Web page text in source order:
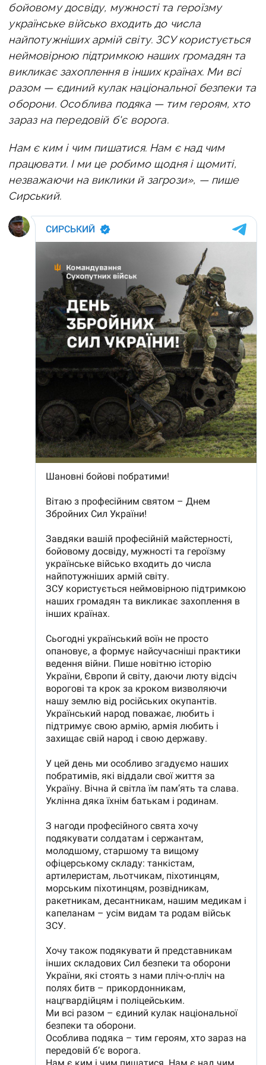
бойовому досвіду, мужності та героїзму
українське військо входить до числа
найпотужніших армій світу. ЗСУ користується
неймовірною підтримкою наших громадян та
викликає захоплення в інших країнах. Ми всі
разом — єдиний кулак національної безпеки та
оборони. Особлива подяка — тим героям, хто
зараз на передовій б'є ворога.
Нам є ким і чим пишатися. Нам є над чим
працювати. І ми це робимо щодня і щомиті,
незважаючи на виклики й загрози», — пише
Сирський.